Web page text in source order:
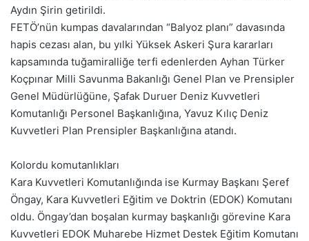
Aydın Şirin getirildi.
FETÖ’nün kumpas davalarından “Balyoz planı” davasında
hapis cezası alan, bu yılki Yüksek Askeri Şura kararları
kapsamında tuğamiralliğe terfi edenlerden Ayhan Türker
Koçpınar Milli Savunma Bakanlığı Genel Plan ve Prensipler
Genel Müdürlüğüne, Şafak Duruer Deniz Kuvvetleri
Komutanlığı Personel Başkanlığına, Yavuz Kılıç Deniz
Kuvvetleri Plan Prensipler Başkanlığına atandı.
Kolordu komutanlıkları
Kara Kuvvetleri Komutanlığında ise Kurmay Başkanı Şeref
Öngay, Kara Kuvvetleri Eğitim ve Doktrin (EDOK) Komutanı
oldu. Öngay’dan boşalan kurmay başkanlığı görevine Kara
Kuvvetleri EDOK Muharebe Hizmet Destek Eğitim Komutanı